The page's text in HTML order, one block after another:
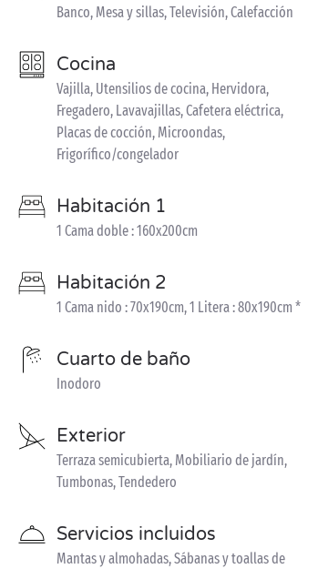
Banco, Mesa y sillas, Televisión, Calefacción
Cocina
Vajilla, Utensilios de cocina, Hervidora,
Fregadero, Lavavajillas, Cafetera eléctrica,
Placas de cocción, Microondas,
Frigorífico/congelador
Habitación 1
1 Cama doble : 160x200cm
Habitación 2
1 Cama nido : 70x190cm, 1 Litera : 80x190cm *
Cuarto de baño
Inodoro
Exterior
Terraza semicubierta, Mobiliario de jardín,
Tumbonas, Tendedero
Servicios incluidos
Mantas y almohadas, Sábanas y toallas de